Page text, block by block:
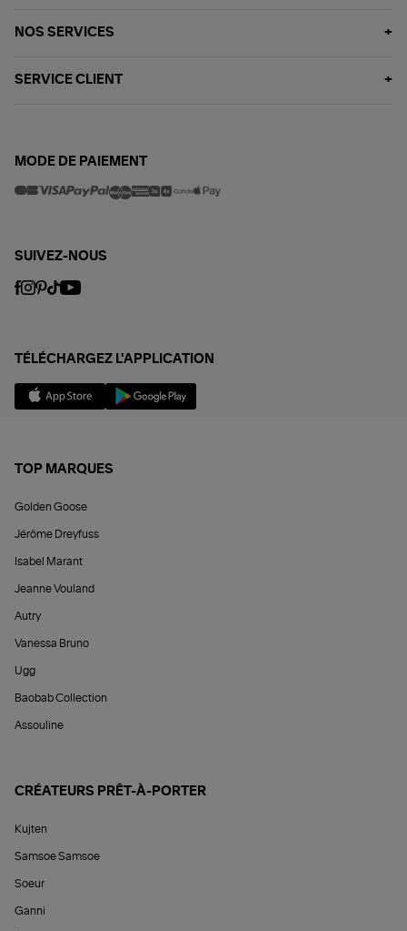
NOS SERVICES
SERVICE CLIENT
MODE DE PAIEMENT
SUIVEZ-NOUS
TÉLÉCHARGEZ L'APPLICATION
TOP MARQUES
Golden Goose
Jérôme Dreyfuss
Isabel Marant
Jeanne Vouland
Autry
Vanessa Bruno
Ugg
Baobab Collection
Assouline
CRÉATEURS PRÊT-À-PORTER
Kujten
Samsoe Samsoe
Soeur
Ganni